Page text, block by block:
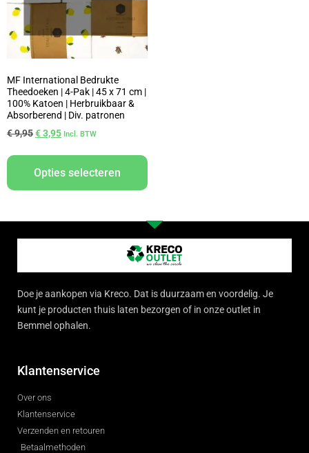
MF International Bedrukte
Theedoeken | 4-Pak | 45 x 71 cm |
100% Katoen | Herbruikbaar &
Absorberend | Div. patronen
€9,95€3,95 Incl. BTW
Opties selecteren
Doe je aankopen via Kreco. Dat is duurzaam en voordelig. Je
kunt je producten thuis laten bezorgen of in onze outlet in
Bemmel ophalen.
Klantenservice
Over ons
Klantenservice
Verzenden en retouren
Betaalmethoden